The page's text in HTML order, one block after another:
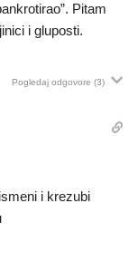
Pitam
i gluposti.
Pogledaj odgovore (3)
i krezubi